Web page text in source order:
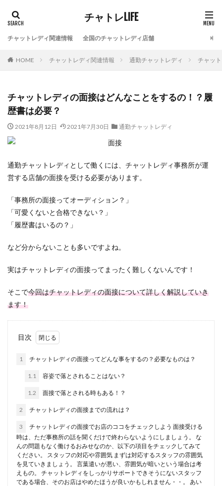
チャトレLIFE
チャットレディ関連情報 全国のチャットレディ店舗
HOME チャットレディ関連情報 通勤チャットレディ チャッ
チャットレディの面接はどんなことをするの！？履
歴書は必要？
2021年8月12日 2021年7月30日 通勤チャットレディ
通勤チャットレディとして働くには、チャットレディ事務所が運
営する店舗の面接を受ける必要があります。
「事務所の面接ってオーディション？」
「可愛くないと合格できない？」
「履歴書はいるの？」
など分からないことも多いですよね。
実はチャットレディの面接ってまったく難しくないんです！
そこで今回はチャットレディの面接について詳しく解説していき
ます！
目次
1 チャットレディの面接ってどんな事をするの？必要なものは？
1.1 容姿で落とされることはない？
1.2 面接で落とされる時もある！？
2 チャットレディの面接までの流れは？
3
チャットレディの面接でお店のココをチェックしよう 面接受ける
時は、ただ事務所の話を聞くだけで終わらないようにしましょう。 な
んの問題もなく働けるおみせなのか、以下の項目をチェックしてみて
ください。 スタッフの対応や雰囲気 まずは対応するスタッフの雰囲気
を見ていきましょう。 言葉遣いが悪い、雰囲気が暗いという場合は考
えもの。 チャットレディをしっかりサポートできそうにないスタッフ
である場合、そのお店はやめたほうが良いかもしれません・・。 あい